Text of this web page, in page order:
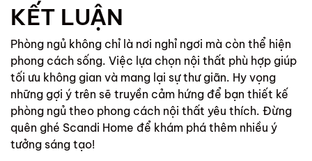
KẾT LUẬN
Phòng ngủ không chỉ là nơi nghỉ ngơi mà còn thể hiện
phong cách sống. Việc lựa chọn nội thất phù hợp giúp
tối ưu không gian và mang lại sự thư giãn. Hy vọng
những gợi ý trên sẽ truyền cảm hứng để bạn thiết kế
phòng ngủ theo phong cách nội thất yêu thích. Đừng
quên ghé Scandi Home để khám phá thêm nhiều ý
tưởng sáng tạo!